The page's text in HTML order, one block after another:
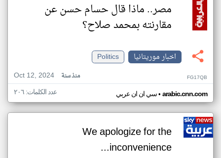
مصر.. ماذا قال حسام حسن عن
مقارنته بمحمد صلاح؟
اخبار موريتانيا
Politics
Oct 12, 2024
منذ سنة FG17QB
سي ان ان عربي• arabic.cnn.com عدد الكلمات: ٢٠٦
We apologize for the
inconvenience...